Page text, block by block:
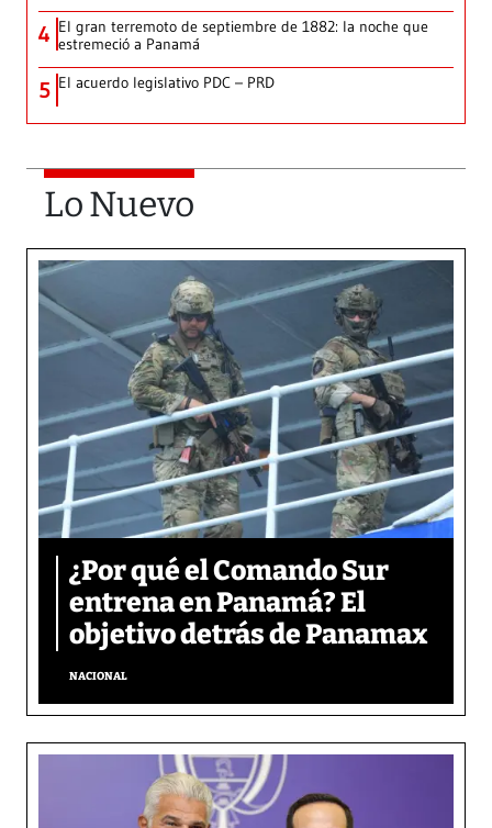
4 El gran terremoto de septiembre de 1882: la noche que
estremeció a Panamá
5 El acuerdo legislativo PDC – PRD
Lo Nuevo
¿Por qué el Comando Sur
entrena en Panamá? El
objetivo detrás de Panamax
NACIONAL